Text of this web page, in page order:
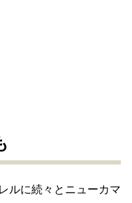
ルに続々とニューカマ